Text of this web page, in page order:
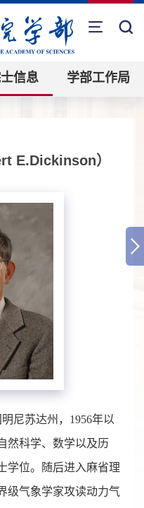
信息 学部工作局
E.Dickinson）
尼苏达州，1956年以
然科学、数学以及历
学位。随后进入麻省理
级气象学家攻读动力气